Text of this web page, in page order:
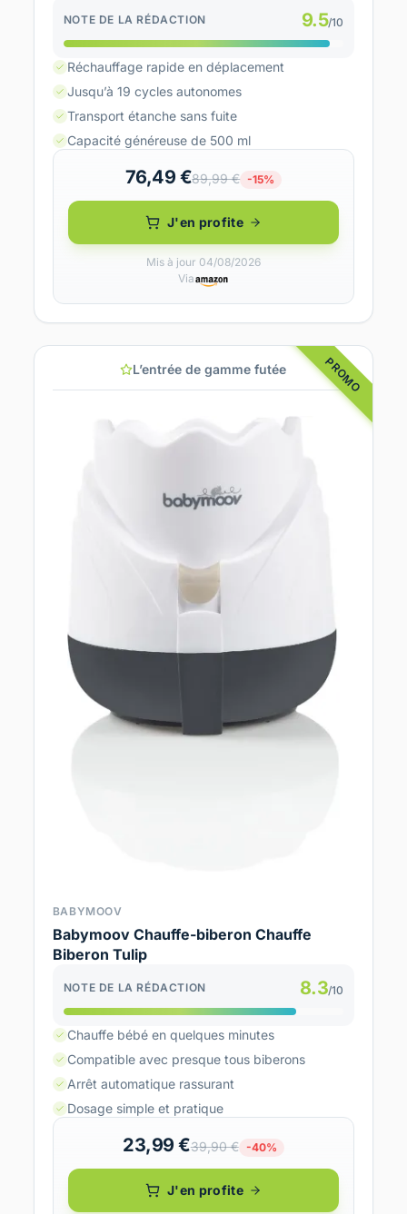
NOTE DE LA RÉDACTION 9.5/10
Réchauffage rapide en déplacement
Jusqu’à 19 cycles autonomes
Transport étanche sans fuite
Capacité généreuse de 500 ml
76,49 €89,99 € -15%
J'en profite
Mis à jour 04/08/2026
Via
PROMO
L’entrée de gamme futée
BABYMOOV
Babymoov Chauffe-biberon Chauffe
Biberon Tulip
NOTE DE LA RÉDACTION 8.3/10
Chauffe bébé en quelques minutes
Compatible avec presque tous biberons
Arrêt automatique rassurant
Dosage simple et pratique
23,99 €39,90 € -40%
J'en profite